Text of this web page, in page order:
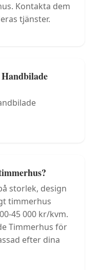
Kontakta dem
tjänster.
storlek, design
timmerhus
45 000 kr/kvm.
Timmerhus för
efter dina